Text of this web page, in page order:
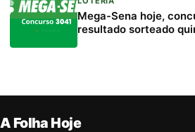
Mega-Sena hoje,
resultado sorteado
A Folha Hoje